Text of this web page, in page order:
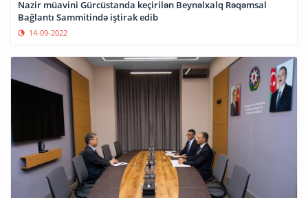
Nazir müavini Gürcüstanda keçirilən Beynəlxalq Rəqəmsal
Bağlantı Sammitində iştirak edib
14-09-2022